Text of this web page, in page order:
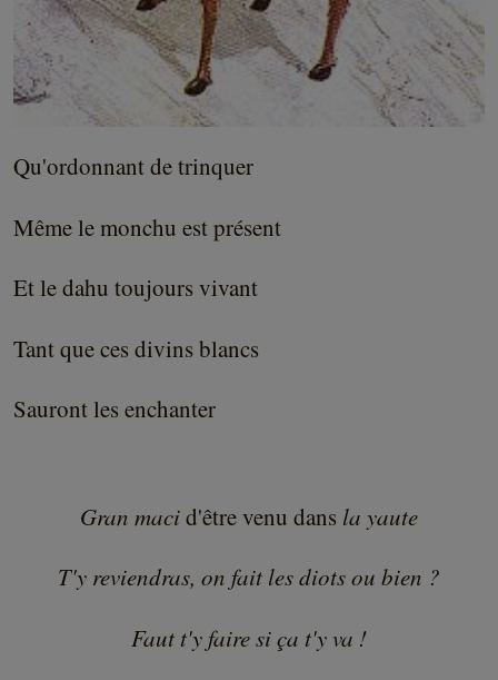
Qu'ordonnant de trinquer
Même le monchu est présent
Et le dahu toujours vivant
Tant que ces divins blancs
Sauront les enchanter
Gran macid'être venu dans la yaute
T'y reviendras, on fait les diots ou bien ?
Faut t'y faire si ça t'y va !